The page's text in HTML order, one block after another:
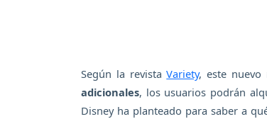
Según la revistaVariety, este nuevo
adicionales, los usuarios podrán
Disney ha planteado para saber a